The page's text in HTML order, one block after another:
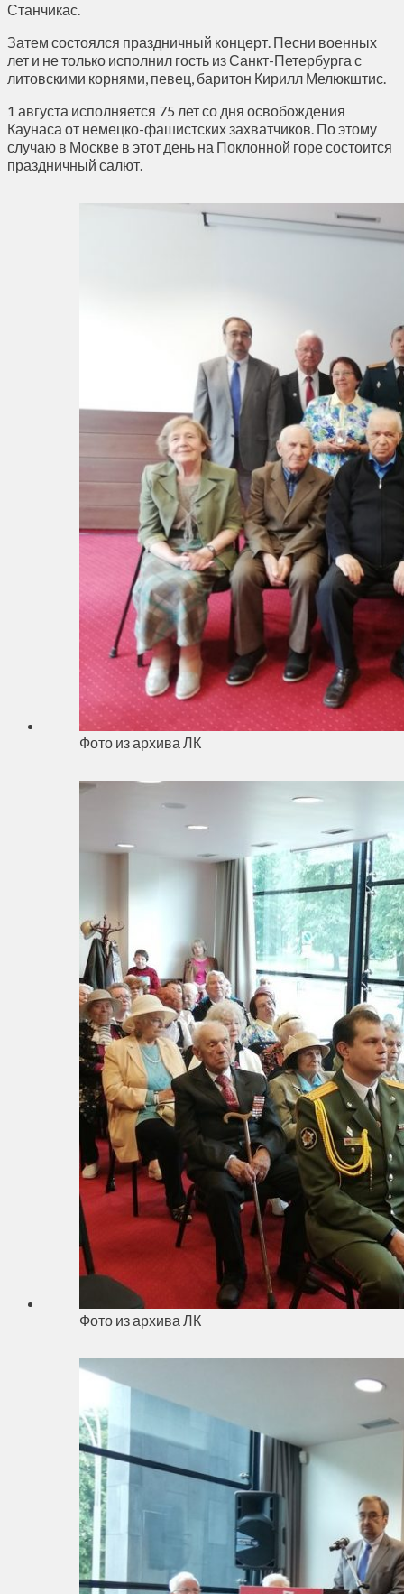
Станчикас.
Затем состоялся праздничный концерт. Песни военных
лет и не только исполнил гость из Санкт-Петербурга с
литовскими корнями, певец, баритон Кирилл Мелюкштис.
1 августа исполняется 75 лет со дня освобождения
Каунаса от немецко-фашистских захватчиков. По этому
случаю в Москве в этот день на Поклонной горе состоится
праздничный салют.
Фото из архива ЛК
Фото из архива ЛК